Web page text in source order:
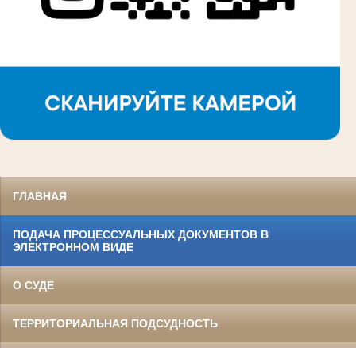
ГЛАВНАЯ
ПОДАЧА ПРОЦЕССУАЛЬНЫХ ДОКУМЕНТОВ В
ЭЛЕКТРОННОМ ВИДЕ
О СУДЕ
ТЕРРИТОРИАЛЬНАЯ ПОДСУДНОСТЬ